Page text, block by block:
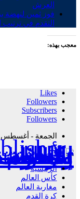
العرش
فوز ثمين لنهضة
التقدم في ترتيب
معجب بهذه:
Likes
Followers
Subscribers
Followers
الجمعة - أغسطس 7- 2026
Publisher - تغطية إخبارية لكافة الأحداث الرياضية في المغرب والعالم.
الرئيسية
كأس العالم
مغاربة العالم
كرة القدم